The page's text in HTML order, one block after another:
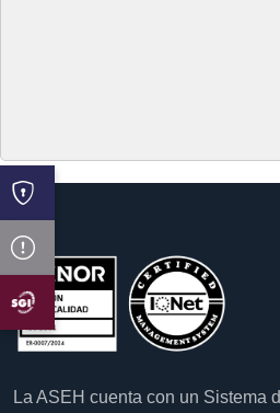
La ASEH cuenta con un Sistema